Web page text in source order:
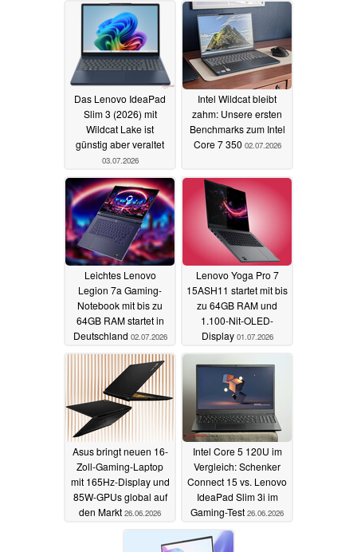
Das Lenovo IdeaPad
Slim 3 (2026) mit
Wildcat Lake ist
günstig aber veraltet
03.07.2026
Intel Wildcat bleibt
zahm: Unsere ersten
Benchmarks zum Intel
Core 7 350 02.07.2026
Leichtes Lenovo
Legion 7a Gaming-
Notebook mit bis zu
64GB RAM startet in
Deutschland 02.07.2026
Lenovo Yoga Pro 7
15ASH11 startet mit bis
zu 64GB RAM und
1.100-Nit-OLED-
Display 01.07.2026
Asus bringt neuen 16-
Zoll-Gaming-Laptop
mit 165Hz-Display und
85W-GPUs global auf
den Markt 26.06.2026
Intel Core 5 120U im
Vergleich: Schenker
Connect 15 vs. Lenovo
IdeaPad Slim 3i im
Gaming-Test 26.06.2026